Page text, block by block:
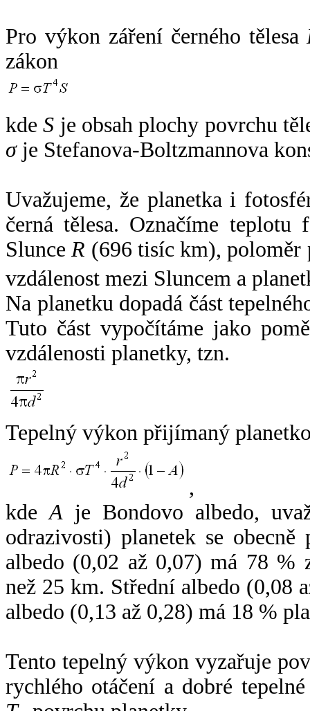
Pro výkon záření černého tělesa
zákon
kdeS je obsah plochy povrchu
σje Stefanova-Boltzmannova
Uvažujeme, že planetka i
černá tělesa. Označíme
SlunceR (696 tisíc km),
vzdálenost mezi Sluncem a
Na planetku dopadá část
Tuto část vypočítáme jako
vzdálenosti planetky, tzn.
Tepelný výkon přijímaný
,
kdeA je Bondovo albedo,
odrazivosti) planetek se
albedo (0,02 až 0,07) má 78 %
než 25 km. Střední albedo (0,08
albedo (0,13 až 0,28) má 18 %
Tento tepelný výkon vyzařuje
rychlého otáčení a dobré